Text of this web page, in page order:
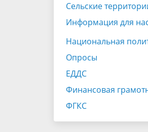
Сельские
Информация для
Национальная
Опросы
ЕДДС
Финансовая
ФГКС